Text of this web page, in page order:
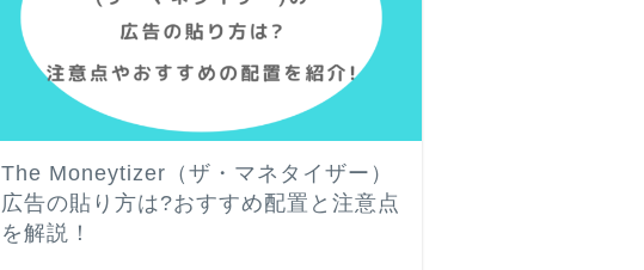
The Moneytizer（ザ・マネタイザー）
広告の貼り方は?おすすめ配置と注意点
を解説！